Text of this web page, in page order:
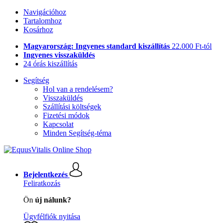
Navigációhoz
Tartalomhoz
Kosárhoz
Magyarország: Ingyenes standard kiszállítás 22.000 Ft-tól
Ingyenes visszaküldés
24 órás kiszállítás
Segítség
Hol van a rendelésem?
Visszaküldés
Szállítási költségek
Fizetési módok
Kapcsolat
Minden Segítség-téma
Bejelentkezés
Feliratkozás
Ön új nálunk?
Ügyfélfiók nyitása